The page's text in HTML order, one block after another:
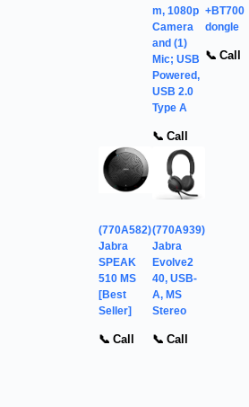
m, 1080p
Camera
and (1)
Mic; USB
Powered,
USB 2.0
Type A
📞 Call
+BT700
dongle
📞 Call
(770A582)
Jabra
SPEAK
510 MS
[Best
Seller]
📞 Call
(770A939)
Jabra
Evolve2
40, USB-
A, MS
Stereo
📞 Call